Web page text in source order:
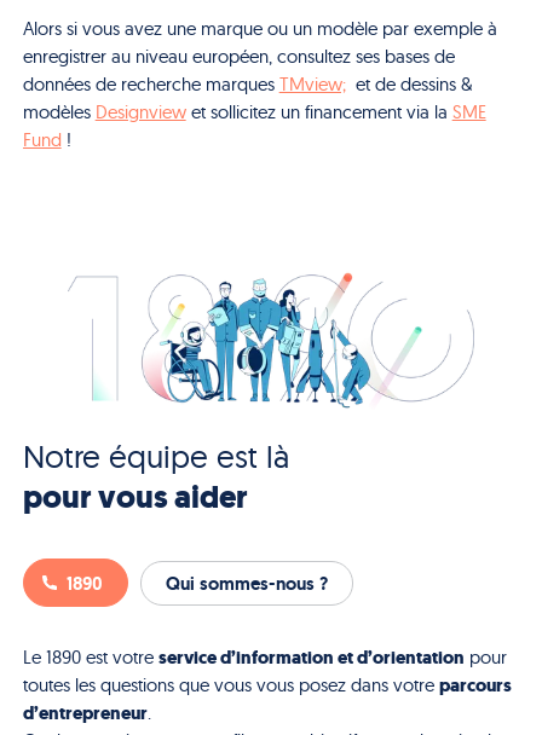
Alors si vous avez une marque ou un modèle par exemple à
enregistrer au niveau européen, consultez ses bases de
données de recherche marques TMview;et de dessins &
modèles Designviewet sollicitez un financement via la SME
Fund!
Notre équipe est là
pour vous aider
1890 Qui sommes-nous ?
Le 1890 est votre service d’information et d’orientation pour
toutes les questions que vous vous posez dans votre parcours
d’entrepreneur.